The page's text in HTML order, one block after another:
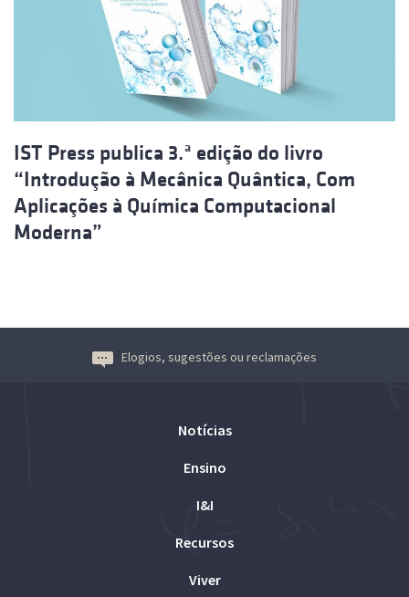
IST Press publica 3.ª edição do livro
“Introdução à Mecânica Quântica, Com
Aplicações à Química Computacional
Moderna”
Elogios, sugestões ou reclamações
Notícias
Ensino
I&I
Recursos
Viver